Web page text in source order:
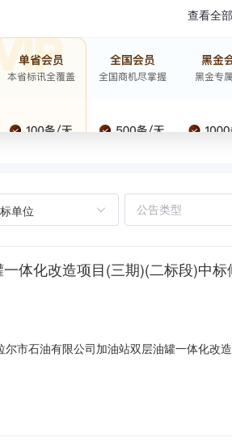
查看全
单位
体化改造项目(三期)(二标段)中
市石油有限公司加油站双层油罐一体化
册证书编号质量标准合格第二名单位名